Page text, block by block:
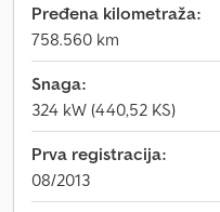
Pređena kilometraža:
758.560 km
Snaga:
324 kW (440,52 KS)
Prva registracija:
08/2013